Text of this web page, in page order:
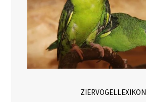
ZIERVOGELLEXIKON